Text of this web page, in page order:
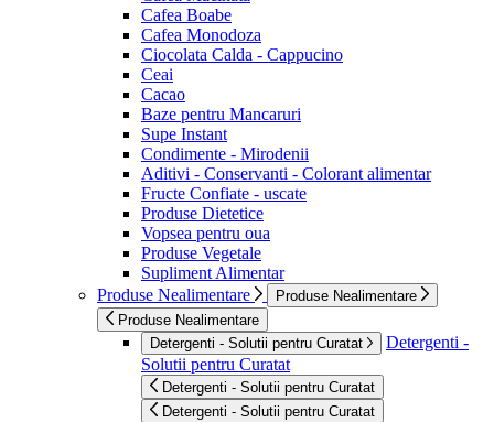
Cafea Boabe
Cafea Monodoza
Ciocolata Calda - Cappucino
Ceai
Cacao
Baze pentru Mancaruri
Supe Instant
Condimente - Mirodenii
Aditivi - Conservanti - Colorant alimentar
Fructe Confiate - uscate
Produse Dietetice
Vopsea pentru oua
Produse Vegetale
Supliment Alimentar
Produse Nealimentare
Produse Nealimentare
Produse Nealimentare
Detergenti - Solutii pentru Curatat
Detergenti -
Solutii pentru Curatat
Detergenti - Solutii pentru Curatat
Detergenti - Solutii pentru Curatat